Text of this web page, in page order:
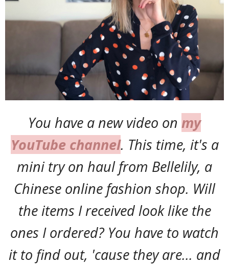
You have a new video on my
YouTube channel. This time, it's a
mini try on haul from Bellelily, a
Chinese online fashion shop. Will
the items I received look like the
ones I ordered? You have to watch
it to find out, 'cause they are... and